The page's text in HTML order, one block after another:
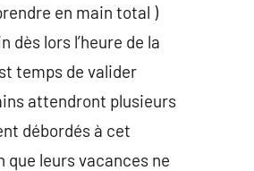
en main total )
lors l’heure de la
temps de valider
attendront plusieurs
débordés à cet
que leurs vacances ne